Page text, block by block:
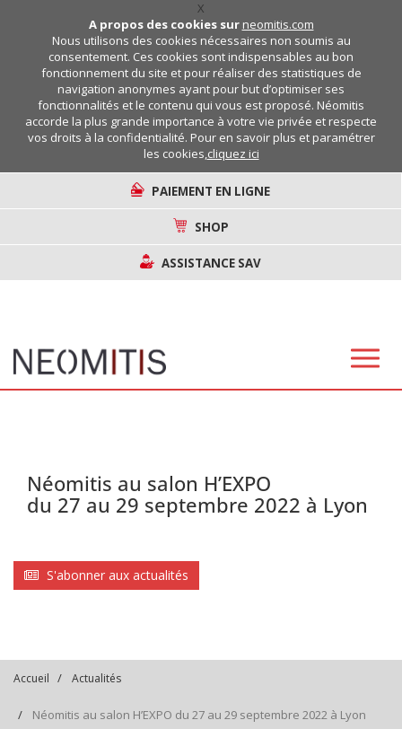
X
A propos des cookies sur neomitis.com
Nous utilisons des cookies nécessaires non soumis au
consentement. Ces cookies sont indispensables au bon
fonctionnement du site et pour réaliser des statistiques de
navigation anonymes ayant pour but d’optimiser ses
fonctionnalités et le contenu qui vous est proposé. Néomitis
accorde la plus grande importance à votre vie privée et respecte
vos droits à la confidentialité. Pour en savoir plus et paramétrer
les cookies,cliquez ici
PAIEMENT EN LIGNE
SHOP
ASSISTANCE SAV
Néomitis au salon H’EXPO
du 27 au 29 septembre 2022 à Lyon
S'abonner aux actualités
Accueil Actualités
Néomitis au salon H’EXPO du 27 au 29 septembre 2022 à Lyon